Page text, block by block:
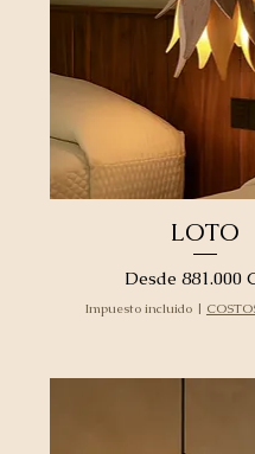
LOTO
Desde 881.000
Precio de oferta
Impuesto incluido|